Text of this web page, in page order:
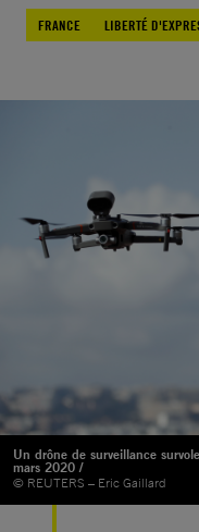
FRANCE
LIBERTÉ
Un drône de surveillance
mars 2020 /
© REUTERS – Eric Gaillard